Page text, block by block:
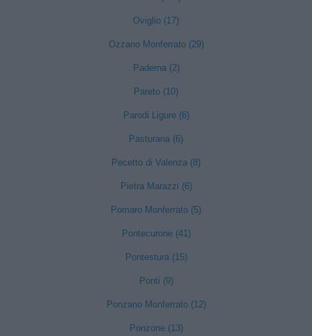
Oviglio (17)
Ozzano Monferrato (29)
Paderna (2)
Pareto (10)
Parodi Ligure (6)
Pasturana (6)
Pecetto di Valenza (8)
Pietra Marazzi (6)
Pomaro Monferrato (5)
Pontecurone (41)
Pontestura (15)
Ponti (9)
Ponzano Monferrato (12)
Ponzone (13)